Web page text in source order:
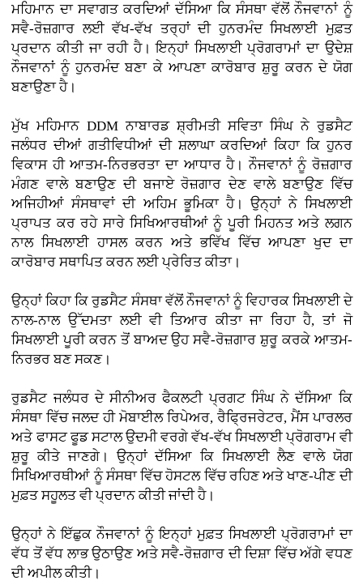
ਮਹਿਮਾਨ ਦਾ ਸਵਾਗਤ ਕਰਦਿਆਂ ਦੱਸਿਆ ਕਿ ਸੰਸਥਾ ਵੱਲੋਂ ਨੌਜਵਾਨਾਂ ਨੂੰ
ਸਵੈ-ਰੋਜ਼ਗਾਰ ਲਈ ਵੱਖ-ਵੱਖ ਤਰ੍ਹਾਂ ਦੀ ਹੁਨਰਮੰਦ ਸਿਖਲਾਈ ਮੁਫ਼ਤ
ਪ੍ਰਦਾਨ ਕੀਤੀ ਜਾ ਰਹੀ ਹੈ। ਇਨ੍ਹਾਂ ਸਿਖਲਾਈ ਪ੍ਰੋਗਰਾਮਾਂ ਦਾ ਉਦੇਸ਼
ਨੌਜਵਾਨਾਂ ਨੂੰ ਹੁਨਰਮੰਦ ਬਣਾ ਕੇ ਆਪਣਾ ਕਾਰੋਬਾਰ ਸ਼ੁਰੂ ਕਰਨ ਦੇ ਯੋਗ
ਬਣਾਉਣਾ ਹੈ।
ਮੁੱਖ ਮਹਿਮਾਨ DDM ਨਾਬਾਰਡ ਸ਼੍ਰੀਮਤੀ ਸਵਿਤਾ ਸਿੰਘ ਨੇ ਰੁਡਸੈਟ
ਜਲੰਧਰ ਦੀਆਂ ਗਤੀਵਿਧੀਆਂ ਦੀ ਸ਼ਲਾਘਾ ਕਰਦਿਆਂ ਕਿਹਾ ਕਿ ਹੁਨਰ
ਵਿਕਾਸ ਹੀ ਆਤਮ-ਨਿਰਭਰਤਾ ਦਾ ਆਧਾਰ ਹੈ। ਨੌਜਵਾਨਾਂ ਨੂੰ ਰੋਜ਼ਗਾਰ
ਮੰਗਣ ਵਾਲੇ ਬਣਾਉਣ ਦੀ ਬਜਾਏ ਰੋਜ਼ਗਾਰ ਦੇਣ ਵਾਲੇ ਬਣਾਉਣ ਵਿੱਚ
ਅਜਿਹੀਆਂ ਸੰਸਥਾਵਾਂ ਦੀ ਅਹਿਮ ਭੂਮਿਕਾ ਹੈ। ਉਨ੍ਹਾਂ ਨੇ ਸਿਖਲਾਈ
ਪ੍ਰਾਪਤ ਕਰ ਰਹੇ ਸਾਰੇ ਸਿਖਿਆਰਥੀਆਂ ਨੂੰ ਪੂਰੀ ਮਿਹਨਤ ਅਤੇ ਲਗਨ
ਨਾਲ ਸਿਖਲਾਈ ਹਾਸਲ ਕਰਨ ਅਤੇ ਭਵਿੱਖ ਵਿੱਚ ਆਪਣਾ ਖੁਦ ਦਾ
ਕਾਰੋਬਾਰ ਸਥਾਪਿਤ ਕਰਨ ਲਈ ਪ੍ਰੇਰਿਤ ਕੀਤਾ।
ਉਨ੍ਹਾਂ ਕਿਹਾ ਕਿ ਰੁਡਸੈਟ ਸੰਸਥਾ ਵੱਲੋਂ ਨੌਜਵਾਨਾਂ ਨੂੰ ਵਿਹਾਰਕ ਸਿਖਲਾਈ ਦੇ
ਨਾਲ-ਨਾਲ ਉੱਦਮਤਾ ਲਈ ਵੀ ਤਿਆਰ ਕੀਤਾ ਜਾ ਰਿਹਾ ਹੈ, ਤਾਂ ਜੋ
ਸਿਖਲਾਈ ਪੂਰੀ ਕਰਨ ਤੋਂ ਬਾਅਦ ਉਹ ਸਵੈ-ਰੋਜ਼ਗਾਰ ਸ਼ੁਰੂ ਕਰਕੇ ਆਤਮ-
ਨਿਰਭਰ ਬਣ ਸਕਣ।
ਰੁਡਸੈਟ ਜਲੰਧਰ ਦੇ ਸੀਨੀਅਰ ਫੈਕਲਟੀ ਪ੍ਰਗਟ ਸਿੰਘ ਨੇ ਦੱਸਿਆ ਕਿ
ਸੰਸਥਾ ਵਿੱਚ ਜਲਦ ਹੀ ਮੋਬਾਈਲ ਰਿਪੇਅਰ, ਰੈਫ੍ਰਿਜਰੇਟਰ, ਮੈਂਸ ਪਾਰਲਰ
ਅਤੇ ਫਾਸਟ ਫੂਡ ਸਟਾਲ ਉਦਮੀ ਵਰਗੇ ਵੱਖ-ਵੱਖ ਸਿਖਲਾਈ ਪ੍ਰੋਗਰਾਮ ਵੀ
ਸ਼ੁਰੂ ਕੀਤੇ ਜਾਣਗੇ। ਉਨ੍ਹਾਂ ਦੱਸਿਆ ਕਿ ਸਿਖਲਾਈ ਲੈਣ ਵਾਲੇ ਯੋਗ
ਸਿਖਿਆਰਥੀਆਂ ਨੂੰ ਸੰਸਥਾ ਵਿੱਚ ਹੋਸਟਲ ਵਿੱਚ ਰਹਿਣ ਅਤੇ ਖਾਣ-ਪੀਣ ਦੀ
ਮੁਫ਼ਤ ਸਹੂਲਤ ਵੀ ਪ੍ਰਦਾਨ ਕੀਤੀ ਜਾਂਦੀ ਹੈ।
ਉਨ੍ਹਾਂ ਨੇ ਇੱਛੁਕ ਨੌਜਵਾਨਾਂ ਨੂੰ ਇਨ੍ਹਾਂ ਮੁਫ਼ਤ ਸਿਖਲਾਈ ਪ੍ਰੋਗਰਾਮਾਂ ਦਾ
ਵੱਧ ਤੋਂ ਵੱਧ ਲਾਭ ਉਠਾਉਣ ਅਤੇ ਸਵੈ-ਰੋਜ਼ਗਾਰ ਦੀ ਦਿਸ਼ਾ ਵਿੱਚ ਅੱਗੇ ਵਧਣ
ਦੀ ਅਪੀਲ ਕੀਤੀ।